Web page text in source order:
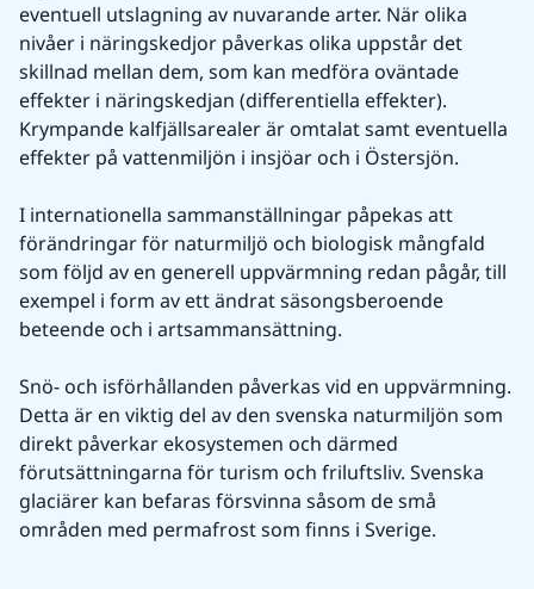
eventuell utslagning av nuvarande arter. När olika
nivåer i näringskedjor påverkas olika uppstår det
skillnad mellan dem, som kan medföra oväntade
effekter i näringskedjan (differentiella effekter).
Krympande kalfjällsarealer är omtalat samt eventuella
effekter på vattenmiljön i insjöar och i Östersjön.
I internationella sammanställningar påpekas att
förändringar för naturmiljö och biologisk mångfald
som följd av en generell uppvärmning redan pågår, till
exempel i form av ett ändrat säsongsberoende
beteende och i artsammansättning.
Snö- och isförhållanden påverkas vid en uppvärmning.
Detta är en viktig del av den svenska naturmiljön som
direkt påverkar ekosystemen och därmed
förutsättningarna för turism och friluftsliv. Svenska
glaciärer kan befaras försvinna såsom de små
områden med permafrost som finns i Sverige.